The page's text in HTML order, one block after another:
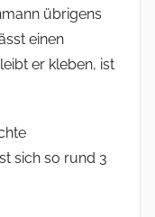
übrigens
einen
er kleben, ist
sich so rund 3